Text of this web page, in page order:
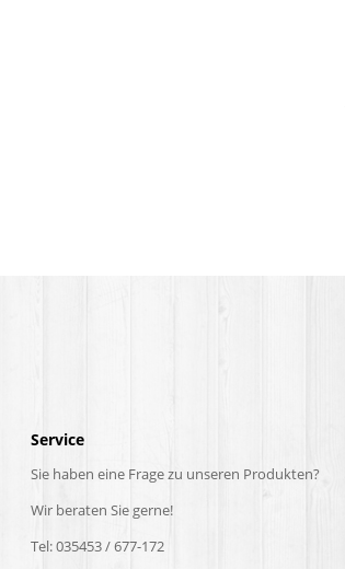
Service
Sie haben eine Frage zu unseren Produkten?
Wir beraten Sie gerne!
Tel: 035453 / 677-172